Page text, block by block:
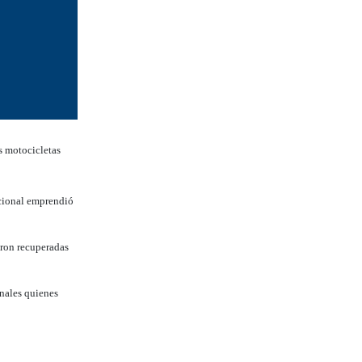
motocicletas
emprendió
recuperadas
quienes